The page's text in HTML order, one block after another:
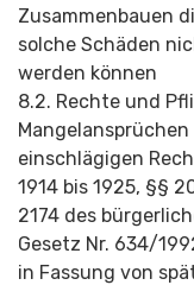
Zusammenbauen
solche Schäden
werden können
8.2. Rechte und
einschlägigen
1914 bis 1925, §§
2174 des
Gesetz Nr. 634/
in Fassung von